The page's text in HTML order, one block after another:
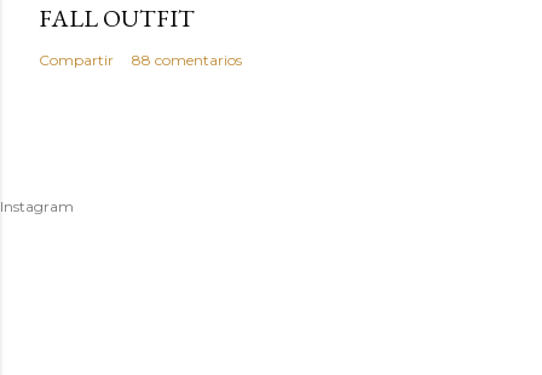
FALL OUTFIT
Compartir 88 comentarios
Instagram